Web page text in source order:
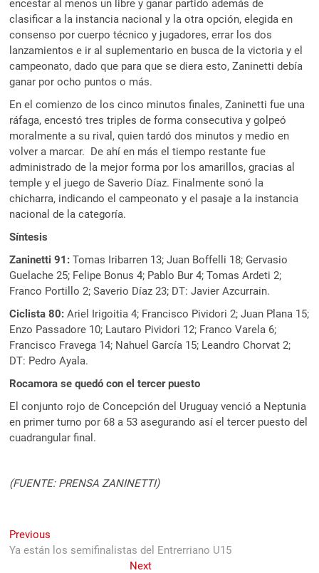
encestar al menos un libre y ganar partido además de
clasificar a la instancia nacional y la otra opción, elegida en
consenso por cuerpo técnico y jugadores, errar los dos
lanzamientos e ir al suplementario en busca de la victoria y el
campeonato, dado que para que se diera esto, Zaninetti debía
ganar por ocho puntos o más.
En el comienzo de los cinco minutos finales, Zaninetti fue una
ráfaga, encestó tres triples de forma consecutiva y golpeó
moralmente a su rival, quien tardó dos minutos y medio en
volver a marcar. De ahí en más el tiempo restante fue
administrado de la mejor forma por los amarillos, gracias al
temple y el juego de Saverio Díaz. Finalmente sonó la
chicharra, indicando el campeonato y el pasaje a la instancia
nacional de la categoría.
Síntesis
Zaninetti 91: Tomas Iribarren 13; Juan Boffelli 18; Gervasio
Guelache 25; Felipe Bonus 4; Pablo Bur 4; Tomas Ardeti 2;
Franco Portillo 2; Saverio Díaz 23; DT: Javier Azcurrain.
Ciclista 80: Ariel Irigoitia 4; Francisco Pividori 2; Juan Plana 15;
Enzo Passadore 10; Lautaro Pividori 12; Franco Varela 6;
Francisco Fravega 14; Nahuel García 15; Leandro Chorvat 2;
DT: Pedro Ayala.
Rocamora se quedó con el tercer puesto
El conjunto rojo de Concepción del Uruguay venció a Neptunia
en primer turno por 68 a 53 asegurando así el tercer puesto del
cuadrangular final.
(FUENTE: PRENSA ZANINETTI)
Navegación
de
Previous
post:
Ya están los semifinalistas del Entrerriano U15
NextNext